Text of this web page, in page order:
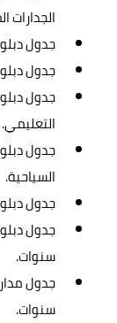
الجدارات
جدول
جدول
جدول
التعليمي.
جدول
السياحية.
جدول
سنوات.
سنوات.